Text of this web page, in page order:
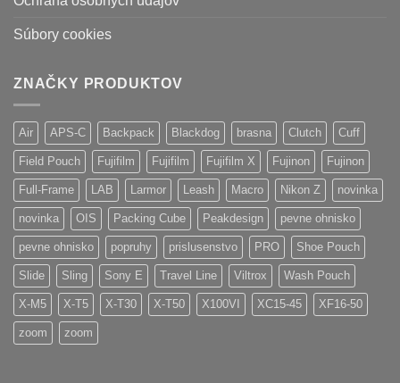
Súbory cookies
ZNAČKY PRODUKTOV
Air APS-C Backpack Blackdog brasna Clutch Cuff
Field Pouch Fujifilm Fujifilm Fujifilm X Fujinon Fujinon
Full-Frame LAB Larmor Leash Macro Nikon Z novinka
novinka OIS Packing Cube Peakdesign pevne ohnisko
pevne ohnisko popruhy prislusenstvo PRO Shoe Pouch
Slide Sling Sony E Travel Line Viltrox Wash Pouch
X-M5 X-T5 X-T30 X-T50 X100VI XC15-45 XF16-50
zoom zoom